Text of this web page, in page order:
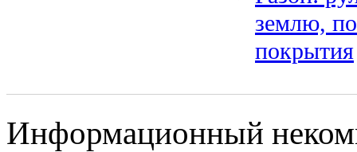
землю,
покрытия
Информационный